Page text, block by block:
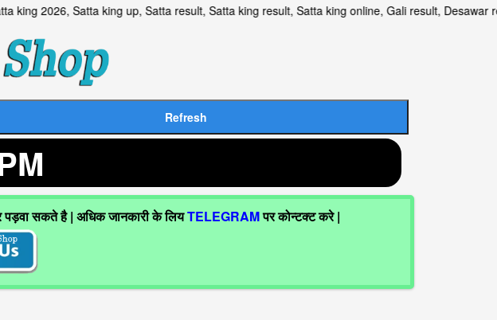
Satta king up, Satta result, Satta king result, Satta king online, Gali result, Desawar result,
पड़वा सकते है | अधिक जानकारी के लियTELEGRAMपर कोन्टक्ट करे |